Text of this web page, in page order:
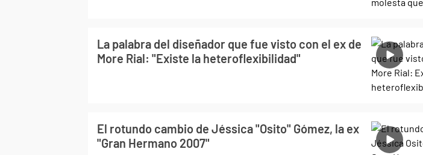
La palabra del diseñador que fue visto con el ex de
More Rial: "Existe la heteroflexibilidad"
El rotundo cambio de Jéssica "Osito" Gómez, la ex
"Gran Hermano 2007"